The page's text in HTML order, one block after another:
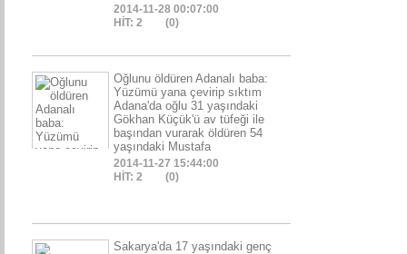
2014-11-28 00:07:00
HİT: 2
(0)
Oğlunu öldüren Adanalı baba:
Yüzümü yana çevirip sıktım
Adana'da oğlu 31 yaşındaki
Gökhan Küçük'ü av tüfeği ile
başından vurarak öldüren 54
yaşındaki Mustafa
2014-11-27 15:44:00
HİT: 2
(0)
Sakarya'da 17 yaşındaki genç